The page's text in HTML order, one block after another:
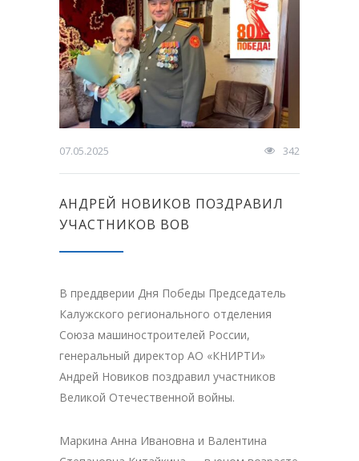
07.05.2025 342
АНДРЕЙ НОВИКОВ ПОЗДРАВИЛ
УЧАСТНИКОВ ВОВ
В преддверии Дня Победы Председатель
Калужского регионального отделения
Союза машиностроителей России,
генеральный директор АО «КНИРТИ»
Андрей Новиков поздравил участников
Великой Отечественной войны.
Маркина Анна Ивановна и Валентина